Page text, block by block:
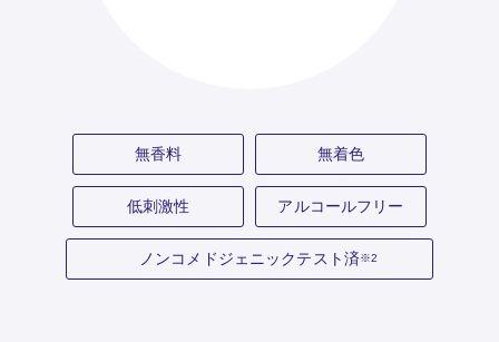
無香料 無着色
低刺激性 アルコールフリー
ノンコメドジェニックテスト済※2